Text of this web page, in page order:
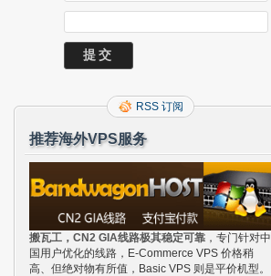
RSS 订阅
推荐海外VPS服务
搬瓦工，CN2 GIA线路极其稳定可靠 ，专门针对中
国用户优化的线路，E-Commerce VPS 价格稍
高、但绝对物有所值，Basic VPS 则是平价机型。